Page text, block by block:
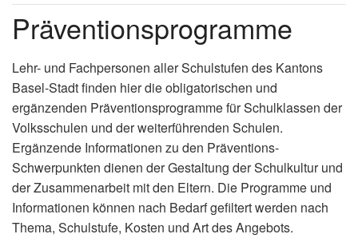
Präventionsprogramme
Lehr- und Fachpersonen aller Schulstufen des Kantons
Basel-Stadt finden hier die obligatorischen und
ergänzenden Präventionsprogramme für Schulklassen der
Volksschulen und der weiterführenden Schulen.
Ergänzende Informationen zu den Präventions-
Schwerpunkten dienen der Gestaltung der Schulkultur und
der Zusammenarbeit mit den Eltern. Die Programme und
Informationen können nach Bedarf gefiltert werden nach
Thema, Schulstufe, Kosten und Art des Angebots.